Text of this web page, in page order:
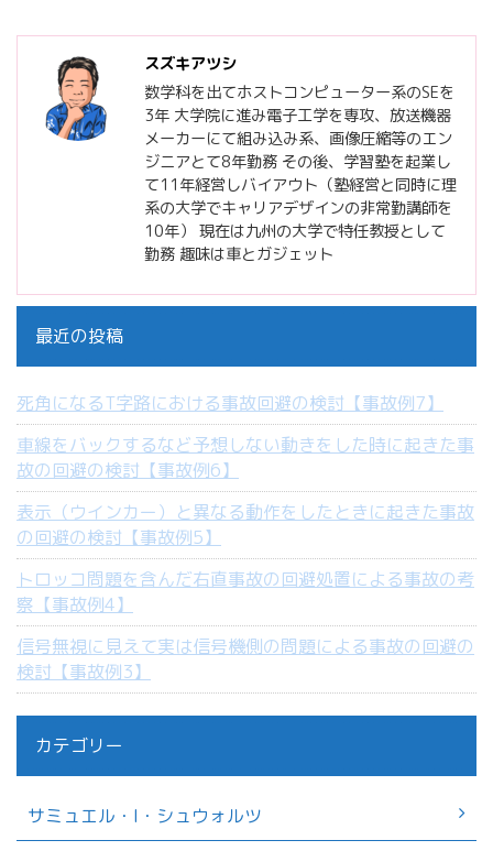
スズキアツシ
数学科を出てホストコンピューター系のSEを
3年 大学院に進み電子工学を専攻、放送機器
メーカーにて組み込み系、画像圧縮等のエン
ジニアとて8年勤務 その後、学習塾を起業し
て11年経営しバイアウト（塾経営と同時に理
系の大学でキャリアデザインの非常勤講師を
10年） 現在は九州の大学で特任教授として
勤務 趣味は車とガジェット
最近の投稿
死角になるT字路における事故回避の検討【事故例7】
車線をバックするなど予想しない動きをした時に起きた事
故の回避の検討【事故例6】
表示（ウインカー）と異なる動作をしたときに起きた事故
の回避の検討【事故例5】
トロッコ問題を含んだ右直事故の回避処置による事故の考
察【事故例4】
信号無視に見えて実は信号機側の問題による事故の回避の
検討【事故例3】
カテゴリー
サミュエル・I・シュウォルツ